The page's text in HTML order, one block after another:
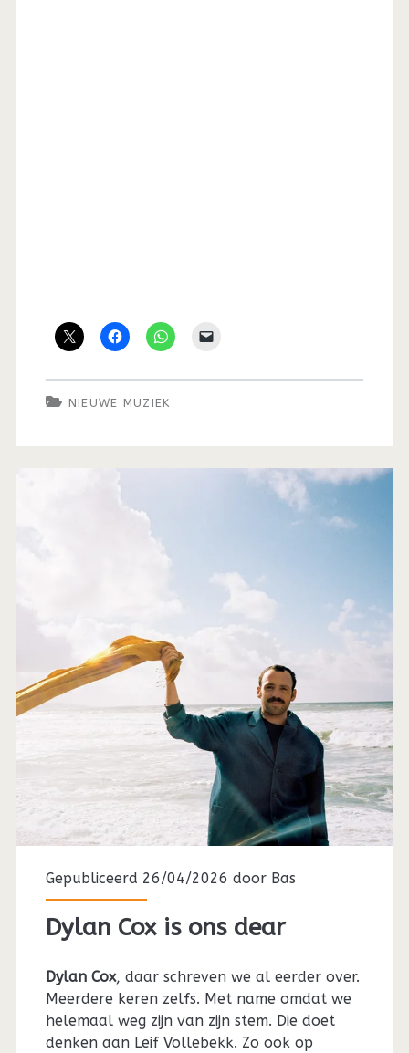
NIEUWE MUZIEK
Gepubliceerd 26/04/2026 door Bas
Dylan Cox is ons dear
Dylan Cox, daar schreven we al eerder over.
Meerdere keren zelfs. Met name omdat we
helemaal weg zijn van zijn stem. Die doet
denken aan Leif Vollebekk. Zo ook op